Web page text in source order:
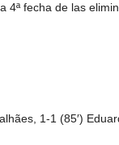
4ª fecha de las
1-1 (85′)